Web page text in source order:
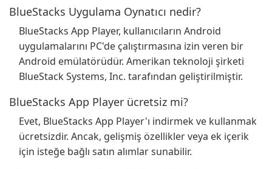
BlueStacks Uygulama Oynatıcı nedir?
BlueStacks App Player, kullanıcıların Android
uygulamalarını PC'de çalıştırmasına izin veren bir
Android emülatörüdür. Amerikan teknoloji şirketi
BlueStack Systems, Inc. tarafından geliştirilmiştir.
BlueStacks App Player ücretsiz mi?
Evet, BlueStacks App Player'ı indirmek ve kullanmak
ücretsizdir. Ancak, gelişmiş özellikler veya ek içerik
için isteğe bağlı satın alımlar sunabilir.